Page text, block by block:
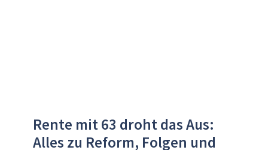
Rente mit 63 droht das Aus:
Alles zu Reform, Folgen und